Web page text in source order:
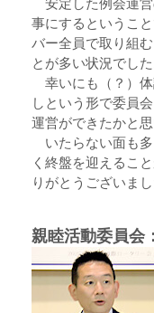
安定した例会運営
事にするというこ
バー全員で取り組
とが多い状況でした
幸いにも（？）体
しという形で委員
運営ができたかと思
いたらない面も多
く終盤を迎えるこ
りがとうございまし
親睦活動委員会